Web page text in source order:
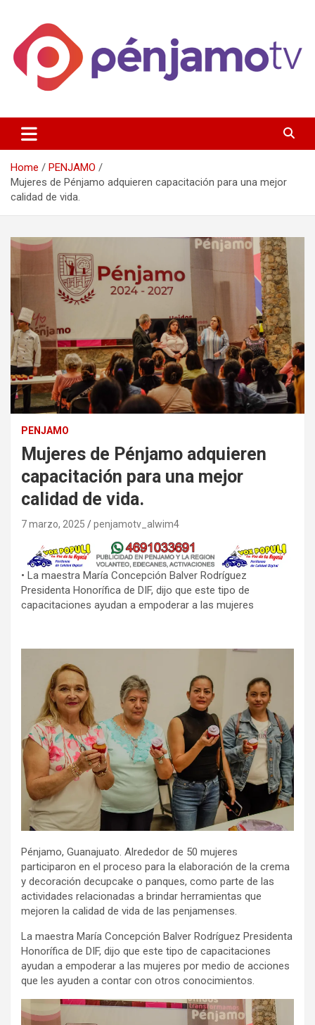
content
Penjamotv
Gto y la region.
Home
PENJAMO
Mujeres de Pénjamo adquieren capacitación para una mejor
calidad de vida.
PENJAMO
Mujeres de Pénjamo adquieren
capacitación para una mejor
calidad de vida.
7 marzo, 2025 penjamotv_alwim4
• La maestra María Concepción Balver Rodríguez
Presidenta Honorífica de DIF, dijo que este tipo de
capacitaciones ayudan a empoderar a las mujeres
Pénjamo, Guanajuato. Alrededor de 50 mujeres
participaron en el proceso para la elaboración de la crema
y decoración decupcake o panques, como parte de las
actividades relacionadas a brindar herramientas que
mejoren la calidad de vida de las penjamenses.
La maestra María Concepción Balver Rodríguez Presidenta
Honorífica de DIF, dijo que este tipo de capacitaciones
ayudan a empoderar a las mujeres por medio de acciones
que les ayuden a contar con otros conocimientos.